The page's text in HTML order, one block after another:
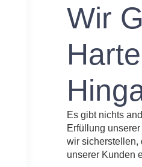
Wir
Es gibt nichts
Erfüllung
wir sicherstellen,
unserer Kunden